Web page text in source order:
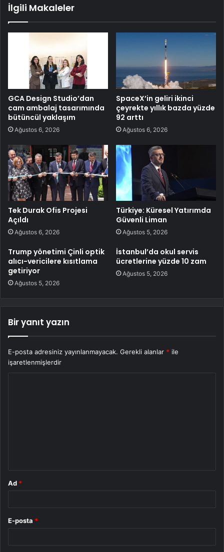
İlgili Makaleler
GCA Design Studio’dan
cam ambalaj tasarımında
bütüncül yaklaşım
Ağustos 6, 2026
SpaceX’in geliri ikinci
çeyrekte yıllık bazda yüzde
92 arttı
Ağustos 6, 2026
Tek Durak Ofis Projesi
Açıldı
Ağustos 6, 2026
Türkiye: Küresel Yatırımda
Güvenli Liman
Ağustos 5, 2026
Trump yönetimi Çinli optik
alıcı-vericilere kısıtlama
getiriyor
Ağustos 5, 2026
İstanbul’da okul servis
ücretlerine yüzde 10 zam
Ağustos 5, 2026
Bir yanıt yazın
E-posta adresiniz yayınlanmayacak. Gerekli alanlar * ile
işaretlenmişlerdir
Ad *
E-posta *